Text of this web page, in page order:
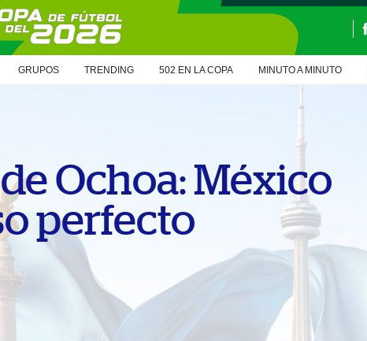
GRUPOS TRENDING 502 EN LA COPA MINUTO A MINUTO
Ochoa: México
perfecto